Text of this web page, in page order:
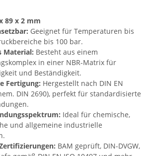
89 x 2 mm
Geeignet für Temperaturen bis
bis 100 bar.
Material: Besteht aus einem
in einer NBR-Matrix für
und Beständigkeit.
Fertigung: Hergestellt nach DIN EN
DIN 2690), perfekt für standardisierte
Ideal für chemische,
und allgemeine industrielle
BAM geprüft, DIN-DVGW,